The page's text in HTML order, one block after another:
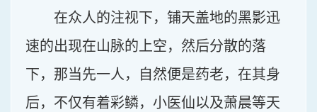
在众人的注视下，铺天盖地的黑影迅
速的出现在山脉的上空，然后分散的落
下，那当先一人，自然便是药老，在其身
后，不仅有着彩鳞，小医仙以及萧晨等天